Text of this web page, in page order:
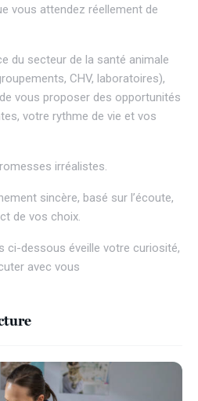
vous attendez réellement de
du secteur de la santé animale
CHV, laboratoires),
vous proposer des opportunités
votre rythme de vie et vos
irréalistes.
sincère, basé sur l’écoute,
de vos choix.
ci-dessous éveille votre curiosité,
avec vous